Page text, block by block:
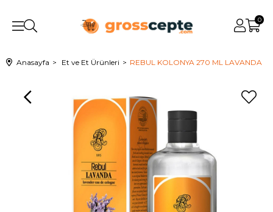
0
Anasayfa Et ve Et Ürünleri REBUL KOLONYA 270 ML LAVANDA